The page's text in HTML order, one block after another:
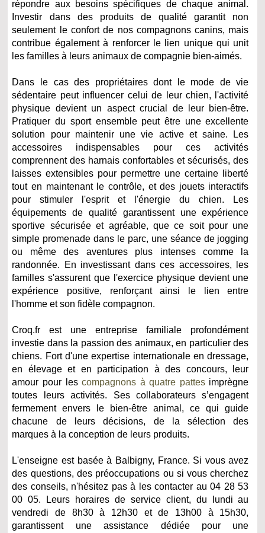
répondre aux besoins spécifiques de chaque animal.
Investir dans des produits de qualité garantit non
seulement le confort de nos compagnons canins, mais
contribue également à renforcer le lien unique qui unit
les familles à leurs animaux de compagnie bien-aimés.
Dans le cas des propriétaires dont le mode de vie
sédentaire peut influencer celui de leur chien, l'activité
physique devient un aspect crucial de leur bien-être.
Pratiquer du sport ensemble peut être une excellente
solution pour maintenir une vie active et saine. Les
accessoires indispensables pour ces activités
comprennent des harnais confortables et sécurisés, des
laisses extensibles pour permettre une certaine liberté
tout en maintenant le contrôle, et des jouets interactifs
pour stimuler l'esprit et l'énergie du chien. Les
équipements de qualité garantissent une expérience
sportive sécurisée et agréable, que ce soit pour une
simple promenade dans le parc, une séance de jogging
ou même des aventures plus intenses comme la
randonnée. En investissant dans ces accessoires, les
familles s'assurent que l'exercice physique devient une
expérience positive, renforçant ainsi le lien entre
l'homme et son fidèle compagnon.
Croq.fr est une entreprise familiale profondément
investie dans la passion des animaux, en particulier des
chiens. Fort d'une expertise internationale en dressage,
en élevage et en participation à des concours, leur
amour pour lescompagnons à quatre pattesimprègne
toutes leurs activités. Ses collaborateurs s’engagent
fermement envers le bien-être animal, ce qui guide
chacune de leurs décisions, de la sélection des
marques à la conception de leurs produits.
L'enseigne est basée à Balbigny, France. Si vous avez
des questions, des préoccupations ou si vous cherchez
des conseils, n'hésitez pas à les contacter au 04 28 53
00 05. Leurs horaires de service client, du lundi au
vendredi de 8h30 à 12h30 et de 13h00 à 15h30,
garantissent une assistance dédiée pour une